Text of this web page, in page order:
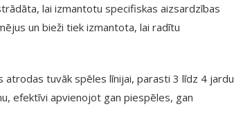
lai izmantotu specifiskas aizsardzības
un bieži tiek izmantota, lai radītu
tuvāk spēles līnijai, parasti 3 līdz 4 jardu
efektīvi apvienojot gan piespēles, gan